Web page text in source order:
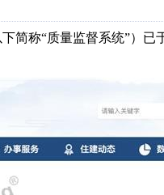
简称“质量监督系统”）已